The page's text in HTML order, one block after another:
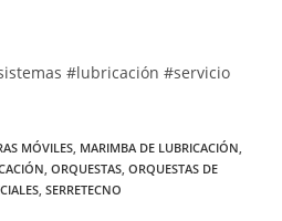
#lubricación #servicio
MÓVILES MARIMBA DE LUBRICACIÓN
ORQUESTAS ORQUESTAS DE
SERRETECNO